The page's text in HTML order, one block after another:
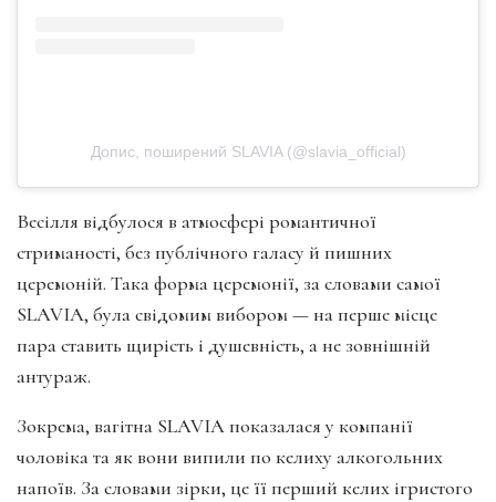
Допис, поширений SLAVIA (@slavia_official)
Весілля відбулося в атмосфері романтичної
стриманості, без публічного галасу й пишних
церемоній. Така форма церемонії, за словами самої
SLAVIA, була свідомим вибором — на перше місце
пара ставить щирість і душевність, а не зовнішній
антураж.
Зокрема, вагітна SLAVIA показалася у компанії
чоловіка та як вони випили по келиху алкогольних
напоїв. За словами зірки, це її перший келих ігристого